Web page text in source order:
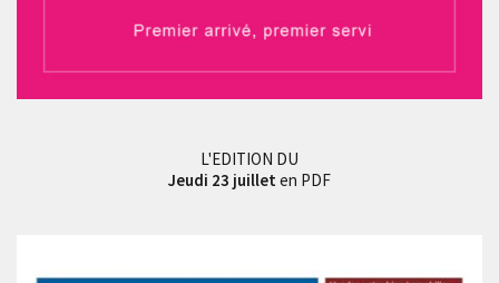
L'EDITION DU
Jeudi 23 juillet en PDF